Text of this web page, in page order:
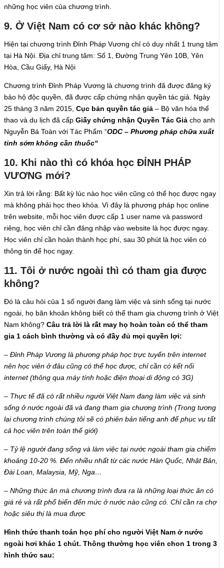
những học viên của chương trình.
9. Ở Việt Nam có cơ sở nào khác không?
Hiện tại chương trình Đỉnh Pháp Vương chỉ có duy nhất 1 trung tâm
tại Hà Nội. Địa chỉ trung tâm: Số 1, Đường Trung Yên 10B, Yên
Hòa, Cầu Giấy, Hà Nội
Chương trình Đỉnh Pháp Vương là chương trình đã được đăng ký
bảo hộ độc quyền, đã được cấp chứng nhận quyền tác giả. Ngày
25 tháng 3 năm 2015, Cục bản quyền tác giả– Bộ văn hóa thể
thao và du lịch đã cấp Giấy chứng nhận Quyền Tác Giảcho anh
Nguyễn Bá Toàn với Tác Phẩm “ODC – Phương pháp chữa xuất
tinh sớm không cần thuốc“
10. Khi nào thì có khóa học ĐỈNH PHÁP
VƯƠNG mới?
Xin trả lời rằng: Bất kỳ lúc nào học viên cũng có thể học được ngay
mà không phải học theo khóa. Vì đây là phương pháp học online
trên website, mỗi học viên được cấp 1 user name và password
riêng, học viên chỉ cần đăng nhập vào website là học được ngay.
Học viên chỉ cần hoàn thành học phí, sau 30 phút là học viên có
thông tin để học ngay.
11. Tôi ở nước ngoài thì có tham gia được
không?
Đó là câu hỏi của 1 số người đang làm việc và sinh sống tại nước
ngoài, họ băn khoăn không biết có thể tham gia chương trình ở Việt
Nam không? Câu trả lời là rất may họ hoàn toàn có thể tham
gia 1 cách bình thường và có đầy đủ mọi quyền lợi:
– Đỉnh Pháp Vương là phương pháp học trực tuyến trên internet
nên học viên ở đâu cũng có thể học được, chỉ cần có kết nối
internet (thông qua máy tính hoặc điện thoại di động có 3G)
– Thực tế đã có rất nhiều người Việt Nam đang làm việc và sinh
sống ở nước ngoài đã và đang tham gia chương trình (Trong tương
lại chương trình chúng tôi sẽ có phiên bản tiếng anh để phục vụ tất
cả học viên trên toàn thế giới)
– Tỷ lệ người đang sống và làm việc tại nước ngoài tham gia chiếm
khoảng 10-20 %. Đến nhiều nhất từ các nước Hàn Quốc, Nhật Bản,
Đài Loan, Malaysia, Mỹ, Nga…
– Những thức ăn mà chương trình đưa ra là những loại thức ăn có
giá rẻ và rất phổ biến đến mức ở nước nào cũng có. Chỉ cần ra chợ
hoặc siêu thị là mua được
Hình thức thanh toán học phí cho người Việt Nam ở nước
ngoài hơi khác 1 chút. Thông thường học viên chon 1 trong 3
hình thức sau: